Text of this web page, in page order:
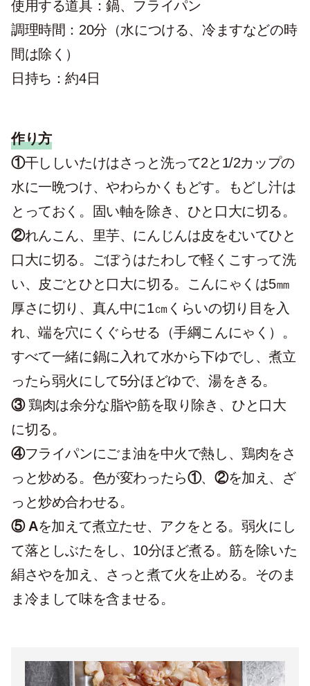
使用する道具：鍋、フライパン
調理時間：20分（水につける、冷ますなどの時
間は除く）
日持ち：約4日
作り方
①干ししいたけはさっと洗って2と1/2カップの
水に一晩つけ、やわらかくもどす。もどし汁は
とっておく。固い軸を除き、ひと口大に切る。
②れんこん、里芋、にんじんは皮をむいてひと
口大に切る。ごぼうはたわしで軽くこすって洗
い、皮ごとひと口大に切る。こんにゃくは5㎜
厚さに切り、真ん中に1㎝くらいの切り目を入
れ、端を穴にくぐらせる（手綱こんにゃく）。
すべて一緒に鍋に入れて水から下ゆでし、煮立
ったら弱火にして5分ほどゆで、湯をきる。
③鶏肉は余分な脂や筋を取り除き、ひと口大
に切る。
④フライパンにごま油を中火で熱し、鶏肉をさ
っと炒める。色が変わったら①、②を加え、ざ
っと炒め合わせる。
⑤ Aを加えて煮立たせ、アクをとる。弱火にし
て落としぶたをし、10分ほど煮る。筋を除いた
絹さやを加え、さっと煮て火を止める。そのま
ま冷まして味を含ませる。